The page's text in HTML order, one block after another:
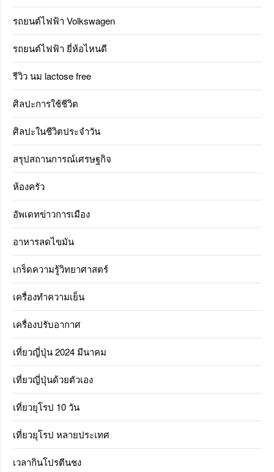
รถยนต์ไฟฟ้า Volkswagen
รถยนต์ไฟฟ้า ยี่ห้อไหนดี
รีวิว นม lactose free
ศิลปะการใช้ชีวิต
ศิลปะในชีวิตประจำวัน
สรุปสถานการณ์เศรษฐกิจ
ห้องครัว
อัพเดทข่าวการเมือง
อาหารลดไขมัน
เกร็ดความรู้วิทยาศาสตร์
เครื่องทำความเย็น
เครื่องปรับอากาศ
เที่ยวญี่ปุ่น 2024 มีนาคม
เที่ยวญี่ปุ่นด้วยตัวเอง
เที่ยวยุโรป 10 วัน
เที่ยวยุโรป หลายประเทศ
เวลากินโปรตีนชง